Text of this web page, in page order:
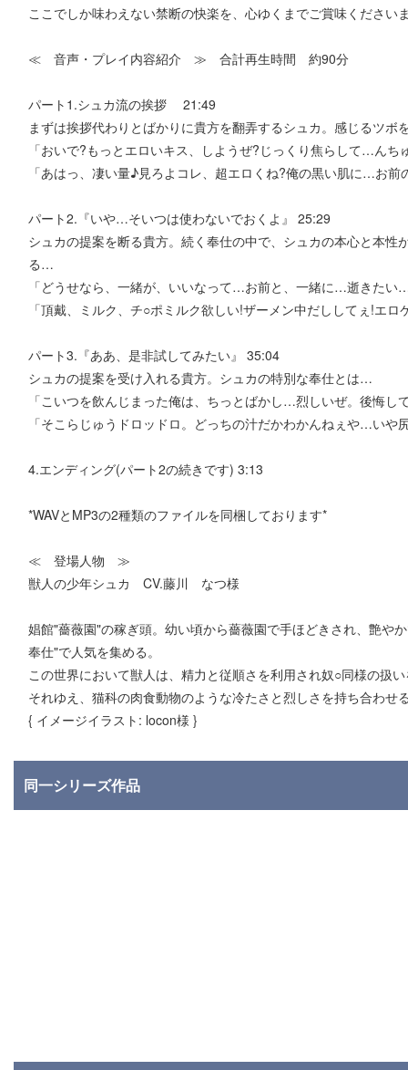
ここでしか味わえない禁断の快楽を、心ゆくまでご賞味ください
≪ 音声・プレイ内容紹介 ≫ 合計再生時間 約90分
パート1.シュカ流の挨拶 21:49
まずは挨拶代わりとばかりに貴方を翻弄するシュカ。感じるツボ
「おいで?もっとエロいキス、しようぜ?じっくり焦らして
「あはっ、凄い量♪見ろよコレ、超エロくね?俺の黒い肌に…お
パート2.『いや…そいつは使わないでおくよ』 25:29
シュカの提案を断る貴方。続く奉仕の中で、シュカの本心と本性
る…
「どうせなら、一緒が、いいなって…お前と、一緒に…逝きた
「頂戴、ミルク、チ○ポミルク欲しい!ザーメン中だししてぇ!エ
パート3.『ああ、是非試してみたい』 35:04
シュカの提案を受け入れる貴方。シュカの特別な奉仕とは…
「こいつを飲んじまった俺は、ちっとばかし…烈しいぜ。後悔し
「そこらじゅうドロッドロ。どっちの汁だかわかんねぇや…
4.エンディング(パート2の続きです) 3:13
*WAVとMP3の2種類のファイルを同梱しております*
≪ 登場人物 ≫
獣人の少年シュカ CV.藤川 なつ様
娼館"薔薇園"の稼ぎ頭。幼い頃から薔薇園で手ほどきされ、艶や
奉仕"で人気を集める。
この世界において獣人は、精力と従順さを利用され奴○同様の扱
それゆえ、猫科の肉食動物のような冷たさと烈しさを持ち合わ
{ イメージイラスト: locon様 }
同一シリーズ作品